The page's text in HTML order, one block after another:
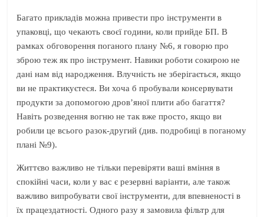
Багато прикладів можна привести про інструменти в
упаковці, що чекають своєї години, коли прийде БП. В
рамках обговорення поганого плану №6, я говорю про
зброю теж як про інструмент. Навики роботи сокирою не
дані нам від народження. Влучність не зберігається, якщо
ви не практикуєтеся. Ви хоча б пробували консервувати
продукти за допомогою дров’яної плити або багаття?
Навіть розведення вогню не так вже просто, якщо ви
робили це всього разок-другий (див. подробиці в поганому
плані №9).
Життєво важливо не тільки перевіряти ваші вміння в
спокійні часи, коли у вас є резервні варіанти, але також
важливо випробувати свої інструменти, для впевненості в
їх працездатності. Одного разу я замовила фільтр для